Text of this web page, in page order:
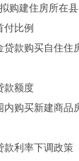
建住房所在县
比例
购买自住住房
额度
买新建商品房
利率下调政策